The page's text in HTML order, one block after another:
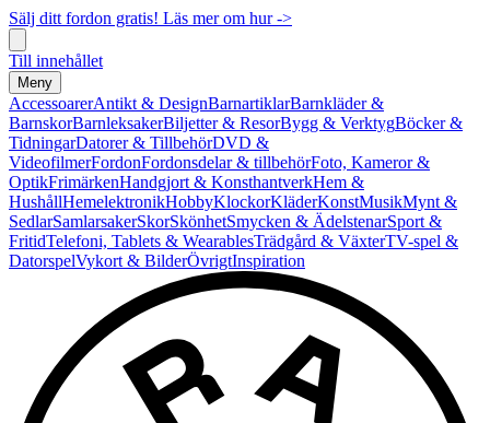
Sälj ditt fordon gratis! Läs mer om hur ->
Till innehållet
Meny
AccessoarerAntikt & DesignBarnartiklarBarnkläder &
BarnskorBarnleksakerBiljetter & ResorBygg & VerktygBöcker &
TidningarDatorer & TillbehörDVD &
VideofilmerFordonFordonsdelar & tillbehörFoto, Kameror &
OptikFrimärkenHandgjort & KonsthantverkHem &
HushållHemelektronikHobbyKlockorKläderKonstMusikMynt &
SedlarSamlarsakerSkorSkönhetSmycken & ÄdelstenarSport &
FritidTelefoni, Tablets & WearablesTrädgård & VäxterTV-spel &
DatorspelVykort & BilderÖvrigtInspiration